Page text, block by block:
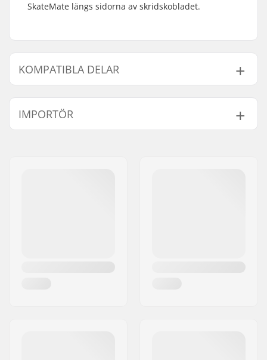
SkateMate längs sidorna av skridskobladet.
KOMPATIBLA DELAR
Finn produkter som är kompatibla med SkateMate
Replacement Deburring Strips:
IMPORTÖR